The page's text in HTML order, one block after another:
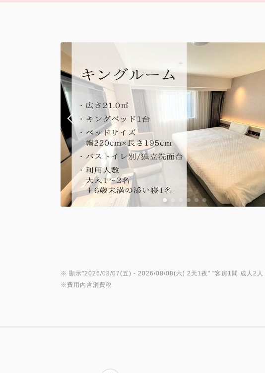
※ 顯示"2026/08/07(五) - 2026/08/08(六) 2天1夜" "客房1間 成人2人
※費用內含消費稅